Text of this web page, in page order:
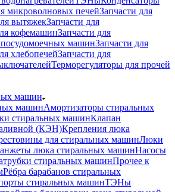
микроволновых печейЗапчасти для
вытяжекЗапчасти для
кофемашинЗапчасти для
посудомоечных машинЗапчасти для
хлебопечейЗапчасти для
Терморегуляторы для прочей
машин
машинАмортизаторы стиральных
стиральных машинКлапан
(КЭН)Крепления люка
для стиральных машинЛюки
люка стиральных машинНасосы
стиральных машинПрочее к
Рёбра барабанов стиральных
стиральных машинТЭНы